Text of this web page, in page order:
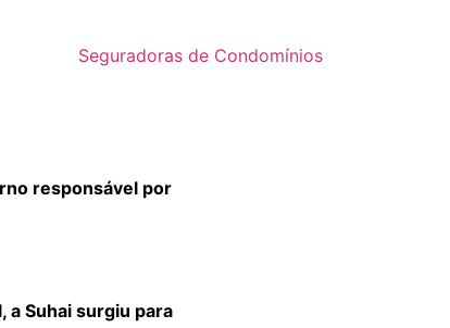
Seguradoras de Condomínios
responsável por
a Suhai surgiu para